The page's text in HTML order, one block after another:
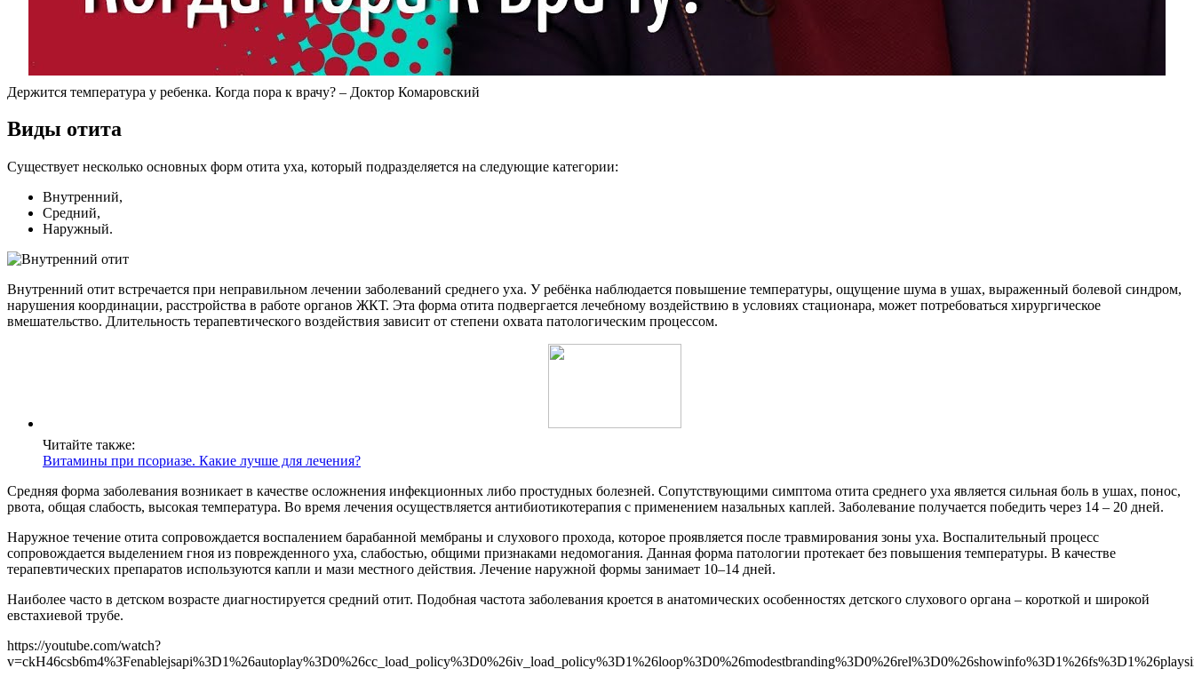
Держится температура у ребенка. Когда пора к врачу? – Доктор Комаровский
Виды отита
Существует несколько основных форм отита уха, который подразделяется на следующие категории:
Внутренний,
Средний,
Наружный.
Внутренний отит встречается при неправильном лечении заболеваний среднего уха. У ребёнка наблюдается повышение температуры, ощущение шума в ушах, выраженный болевой синдром,
нарушения координации, расстройства в работе органов ЖКТ. Эта форма отита подвергается лечебному воздействию в условиях стационара, может потребоваться хирургическое
вмешательство. Длительность терапевтического воздействия зависит от степени охвата патологическим процессом.
Читайте также:
Витамины при псориазе. Какие лучше для лечения?
Средняя форма заболевания возникает в качестве осложнения инфекционных либо простудных болезней. Сопутствующими симптома отита среднего уха является сильная боль в ушах, понос,
рвота, общая слабость, высокая температура. Во время лечения осуществляется антибиотикотерапия с применением назальных каплей. Заболевание получается победить через 14 – 20 дней.
Наружное течение отита сопровождается воспалением барабанной мембраны и слухового прохода, которое проявляется после травмирования зоны уха. Воспалительный процесс
сопровождается выделением гноя из поврежденного уха, слабостью, общими признаками недомогания. Данная форма патологии протекает без повышения температуры. В качестве
терапевтических препаратов используются капли и мази местного действия. Лечение наружной формы занимает 10–14 дней.
Наиболее часто в детском возрасте диагностируется средний отит. Подобная частота заболевания кроется в анатомических особенностях детского слухового органа – короткой и широкой
евстахиевой трубе.
https://youtube.com/watch?